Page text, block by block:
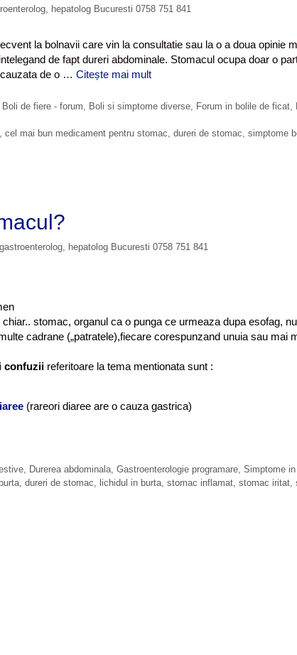
hepatolog Bucuresti 0758 751 841
la bolnavii care vin la consultatie sau la o a doua opinie
de fapt dureri abdominale. Stomacul ocupa doar o
de o … Citește mai mult
c
n
t
u
Boli de fiere - forum, Boli si simptome diverse, Forum in bolile de ficat,
, cel mai bun medicament pentru stomac, dureri de stomac, simptome
hepatolog Bucuresti 0758 751 841
stomac, organul ca o punga ce urmeaza dupa esofag,
cadrane („patratele),fiecare corespunzand unuia sau mai
confuzii referitoare la tema mentionata sunt :
(rareori diaree are o cauza gastrica)
, Durerea abdominala, Gastroenterologie programare, Simptome
, dureri de stomac lichidul in burta, stomac inflamat, stomac iritat,